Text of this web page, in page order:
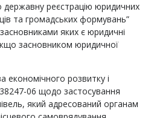
державну реєстрацію юридичних
та громадських формувань”
яких є юридичні
засновником юридичної
економічного розвитку і
06 щодо застосування
який адресований органам